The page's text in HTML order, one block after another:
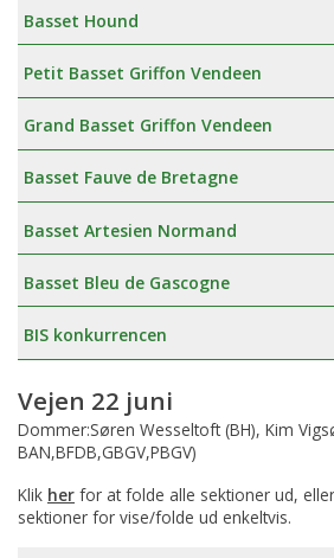
Basset Hound
Petit Basset Griffon Vendeen
Grand Basset Griffon Vendeen
Basset Fauve de Bretagne
Basset Artesien Normand
Basset Bleu de Gascogne
BIS konkurrencen
Vejen 22 juni
Dommer:Søren Wesseltoft (BH), Kim
BAN,BFDB,GBGV,PBGV)
Klik her for at folde alle sektioner ud,
sektioner for vise/folde ud enkeltvis.